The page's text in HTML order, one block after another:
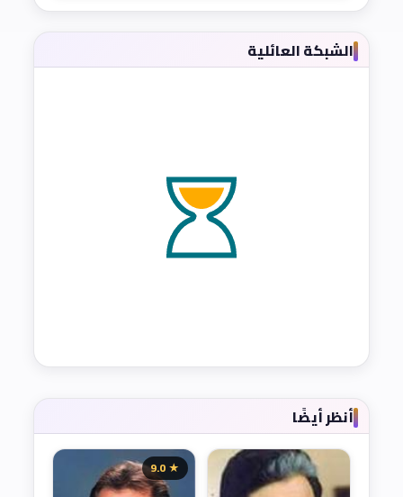
الشبكة العائلية
أنظر أيضًا
★ 9.0